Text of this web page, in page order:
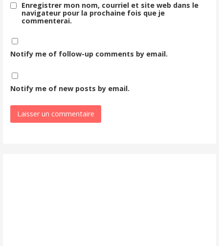
Enregistrer mon nom, courriel et site web dans le
navigateur pour la prochaine fois que je
commenterai.
Notify me of follow-up comments by email.
Notify me of new posts by email.